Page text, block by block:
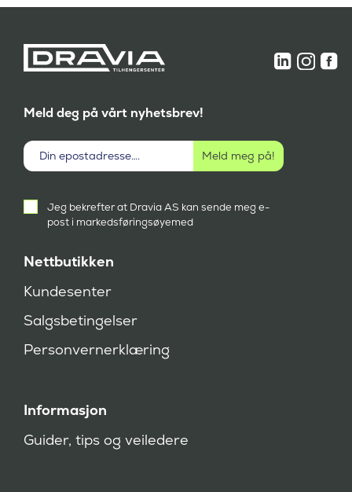
Nettbutikken
Kundesenter
Salgsbetingelser
Personvernerklæring
Informasjon
Guider, tips og veiledere
Meld deg på vårt nyhetsbrev!
samtykke
k
e
d
Jeg bekrefter at Dravia AS kan sende meg e-
post i markedsføringsøyemed